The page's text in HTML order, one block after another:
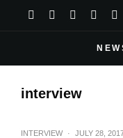
interview
INTERVIEW · JULY 28,